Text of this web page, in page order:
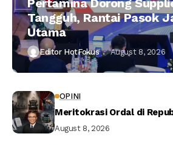
Pertamina Dorong
Tangguh, Rantai Pasok
Utama
Editor HotFokus August 8, 2026
OPINI
Meritokrasi Ordal di
August 8, 2026